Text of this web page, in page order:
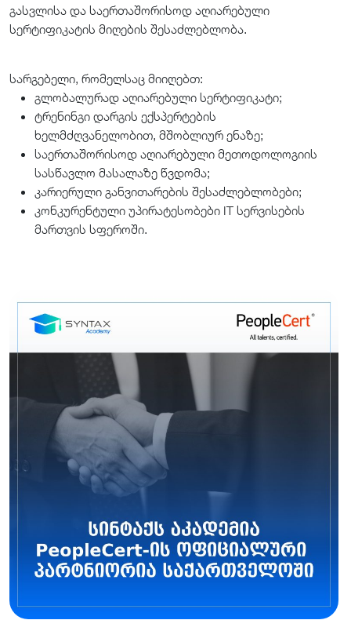
გასვლისა და საერთაშორისოდ აღიარებული
სერტიფიკატის მიღების შესაძლებლობა.
სარგებელი, რომელსაც მიიღებთ:
გლობალურად აღიარებული სერტიფიკატი;
ტრენინგი დარგის ექსპერტების
ხელმძღვანელობით, მშობლიურ ენაზე;
საერთაშორისოდ აღიარებული მეთოდოლოგიის
სასწავლო მასალაზე წვდომა;
კარიერული განვითარების შესაძლებლობები;
კონკურენტული უპირატესობები IT სერვისების
მართვის სფეროში.